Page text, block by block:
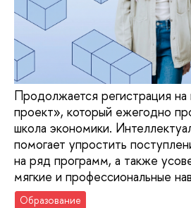
Продолжается регистрация на
проект», который ежегодно
школа экономики.
помогает упростить
на ряд программ, а также
мягкие и профессиональные
Образование